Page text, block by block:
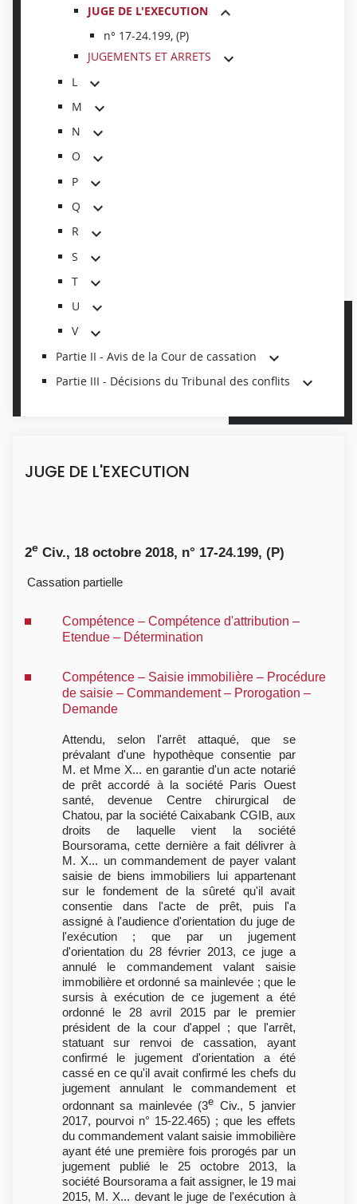
JUGE DE L'EXECUTION
n° 17-24.199, (P)
JUGEMENTS ET ARRETS
L
M
N
O
P
Q
R
S
T
U
V
Partie II - Avis de la Cour de cassation
Partie III - Décisions du Tribunal des conflits
JUGE DE L'EXECUTION
2e Civ., 18 octobre 2018, n° 17-24.199, (P)
Cassation partielle
Compétence – Compétence d'attribution –
Etendue – Détermination
Compétence – Saisie immobilière – Procédure
de saisie – Commandement – Prorogation –
Demande
Attendu, selon l'arrêt attaqué, que se
prévalant d'une hypothèque consentie par
M. et Mme X... en garantie d'un acte notarié
de prêt accordé à la société Paris Ouest
santé, devenue Centre chirurgical de
Chatou, par la société Caixabank CGIB, aux
droits de laquelle vient la société
Boursorama, cette dernière a fait délivrer à
M. X... un commandement de payer valant
saisie de biens immobiliers lui appartenant
sur le fondement de la sûreté qu'il avait
consentie dans l'acte de prêt, puis l'a
assigné à l'audience d'orientation du juge de
l'exécution ; que par un jugement
d'orientation du 28 février 2013, ce juge a
annulé le commandement valant saisie
immobilière et ordonné sa mainlevée ; que le
sursis à exécution de ce jugement a été
ordonné le 28 avril 2015 par le premier
président de la cour d'appel ; que l'arrêt,
statuant sur renvoi de cassation, ayant
confirmé le jugement d'orientation a été
cassé en ce qu'il avait confirmé les chefs du
jugement annulant le commandement et
ordonnant sa mainlevée (3e Civ., 5 janvier
2017, pourvoi n° 15-22.465) ; que les effets
du commandement valant saisie immobilière
ayant été une première fois prorogés par un
jugement publié le 25 octobre 2013, la
société Boursorama a fait assigner, le 19 mai
2015, M. X... devant le juge de l'exécution à